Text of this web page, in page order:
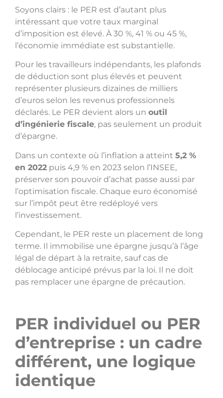
Soyons clairs : le PER est d’autant plus
intéressant que votre taux marginal
d’imposition est élevé. À 30 %, 41 % ou 45 %,
l’économie immédiate est substantielle.
Pour les travailleurs indépendants, les plafonds
de déduction sont plus élevés et peuvent
représenter plusieurs dizaines de milliers
d’euros selon les revenus professionnels
déclarés. Le PER devient alors un outil
d’ingénierie fiscale, pas seulement un produit
d’épargne.
Dans un contexte où l’inflation a atteint 5,2 %
en 2022 puis 4,9 % en 2023 selon l’INSEE,
préserver son pouvoir d’achat passe aussi par
l’optimisation fiscale. Chaque euro économisé
sur l’impôt peut être redéployé vers
l’investissement.
Cependant, le PER reste un placement de long
terme. Il immobilise une épargne jusqu’à l’âge
légal de départ à la retraite, sauf cas de
déblocage anticipé prévus par la loi. Il ne doit
pas remplacer une épargne de précaution.
PER individuel ou PER
d’entreprise : un cadre
différent, une logique
identique